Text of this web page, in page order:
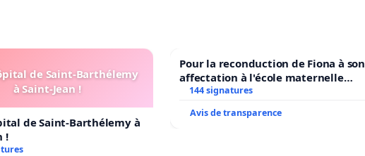
de Saint-Barthélemy
à Saint-Jean !
de Saint-Barthélemy à
!
Pour la reconduction de Fiona à son
affectation à l'école maternelle
LAMARTINE auprès de Léo N. en
144 signatures
Avis de transparence